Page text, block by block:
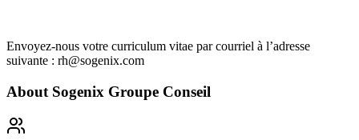
Envoyez-nous votre curriculum vitae par courriel à l’adresse
suivante : rh@sogenix.com
About Sogenix Groupe Conseil